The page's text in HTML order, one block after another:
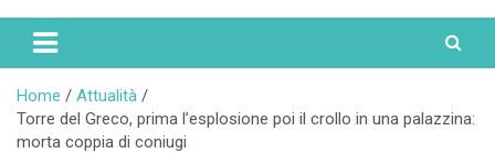
Spraynews.it
Home
Attualità
Torre del Greco, prima l’esplosione poi il crollo in una palazzina:
morta coppia di coniugi